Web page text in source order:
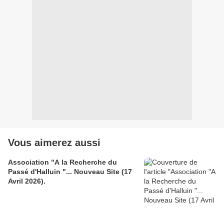
Vous aimerez aussi
Association "A la Recherche du
Passé d'Halluin "... Nouveau Site (17
Avril 2026).